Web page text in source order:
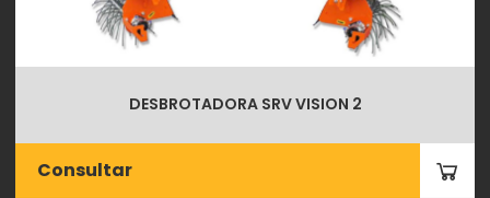
DESBROTADORA SRV VISION 2
Consultar